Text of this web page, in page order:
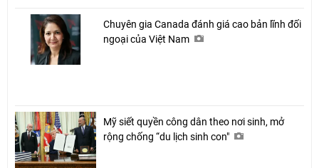
Chuyên gia Canada đánh giá cao bản lĩnh đối
ngoại của Việt Nam
Mỹ siết quyền công dân theo nơi sinh, mở
rộng chống “du lịch sinh con"